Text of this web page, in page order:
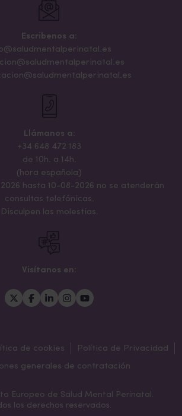
Escribenos a:
Llámanos a:
+34 648 472 183
de 10h. a 14h.
(hora española)
hasta 10-08-2026 no se atenderán
consultas telefónicas.
Disculpen las molestias.
Visítanos en:
de cookies
Política de Privacidad
generales de contratación
Europeo de Salud Mental Perinatal.
los derechos reservados.